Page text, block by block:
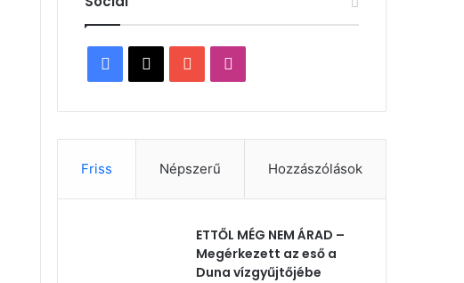
Facebook
X YouTube
Friss Népszerű Hozzászólások
ETTŐL MÉG NEM ÁRAD –
Megérkezett az eső a
Duna vízgyűjtőjébe